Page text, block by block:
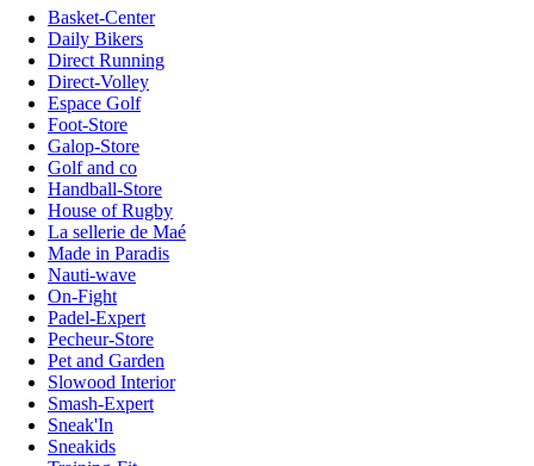
Basket-Center
Daily Bikers
Direct Running
Direct-Volley
Espace Golf
Foot-Store
Galop-Store
Golf and co
Handball-Store
House of Rugby
La sellerie de Maé
Made in Paradis
Nauti-wave
On-Fight
Padel-Expert
Pecheur-Store
Pet and Garden
Slowood Interior
Smash-Expert
Sneak'In
Sneakids